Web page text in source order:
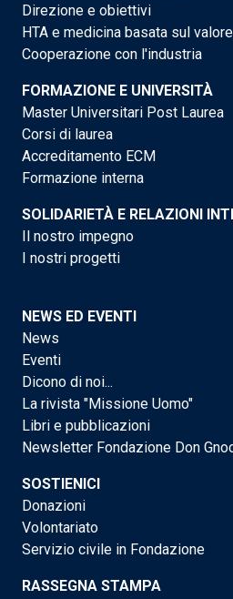
Direzione e obiettivi
HTA e medicina basata sul valore
Cooperazione con l'industria
FORMAZIONE E UNIVERSITÀ
Master Universitari Post Laurea
Corsi di laurea
Accreditamento ECM
Formazione interna
SOLIDARIETÀ E RELAZIONI
Il nostro impegno
I nostri progetti
NEWS ED EVENTI
News
Eventi
Dicono di noi...
La rivista "Missione Uomo"
Libri e pubblicazioni
Newsletter Fondazione Don
SOSTIENICI
Donazioni
Volontariato
Servizio civile in Fondazione
RASSEGNA STAMPA